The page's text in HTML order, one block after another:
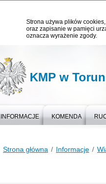
Strona używa plików
oraz zapisanie w pamięci
oznacza wyrażenie zgody.
KMP w
INFORMACJE KOMENDA
Strona główna Informacje